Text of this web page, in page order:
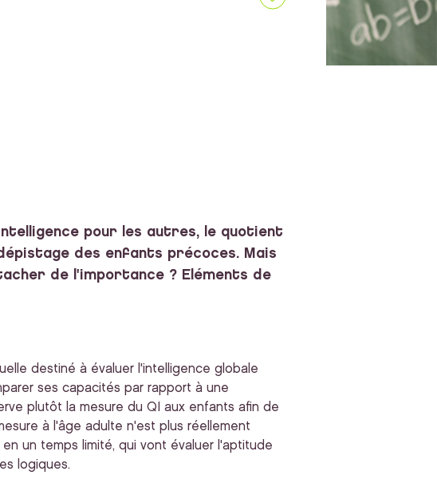
pour les autres, le quotient
des enfants précoces. Mais
de l'importance ? Eléments de
destiné à évaluer l'intelligence globale
ses capacités par rapport à une
plutôt la mesure du QI aux enfants afin de
à l'âge adulte n'est plus réellement
un temps limité, qui vont évaluer l'aptitude
logiques.